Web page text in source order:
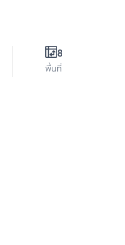
80 ตร.ม.
พื้นที่ใช้สอย